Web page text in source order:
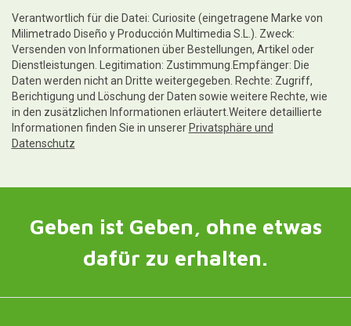
Verantwortlich für die Datei: Curiosite (eingetragene Marke von
Milimetrado Diseño y Producción Multimedia S.L.). Zweck:
Versenden von Informationen über Bestellungen, Artikel oder
Dienstleistungen. Legitimation: Zustimmung.Empfänger: Die
Daten werden nicht an Dritte weitergegeben. Rechte: Zugriff,
Berichtigung und Löschung der Daten sowie weitere Rechte, wie
in den zusätzlichen Informationen erläutert.Weitere detaillierte
Informationen finden Sie in unserer Privatsphäre und
Datenschutz
Geben ist Geben, ohne etwas
dafür zu erhalten.